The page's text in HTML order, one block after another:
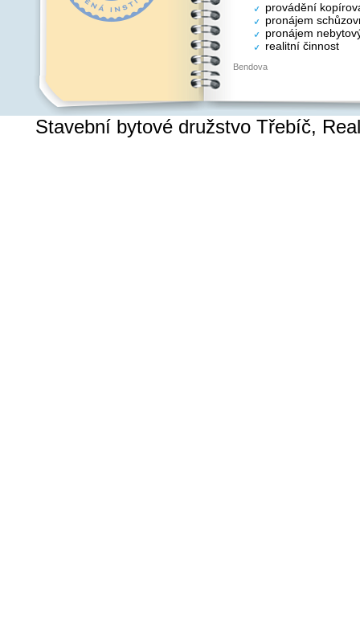
provádění
pronájem
pronájem
realitní činnost
Bendova
Stavební bytové družstvo Třebíč,